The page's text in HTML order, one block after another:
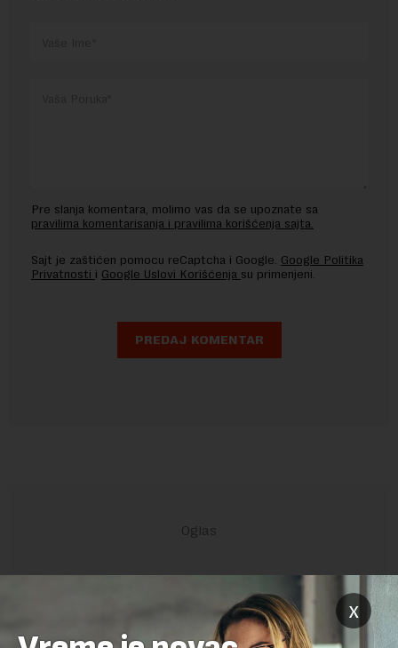
Pre slanja komentara, molimo vas da se upoznate sa
pravilima komentarisanja i pravilima korišćenja sajta.
Sajt je zaštićen pomocu reCaptcha i Google. Google Politika
Privatnosti i Google Uslovi Korišćenja su primenjeni.
x